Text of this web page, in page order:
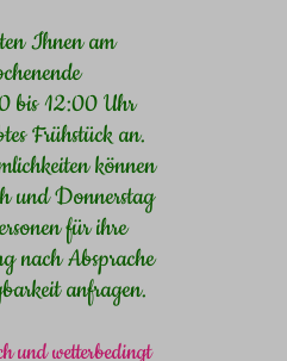
Ihnen am
bis 12:00 Uhr
Frühstück an.
können
und Donnerstag
für ihre
nach Absprache
anfragen.
und wetterbedingt